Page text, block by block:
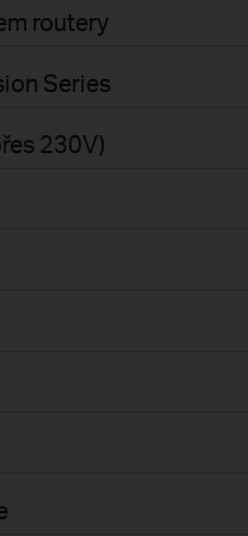
routery
Series
230V)